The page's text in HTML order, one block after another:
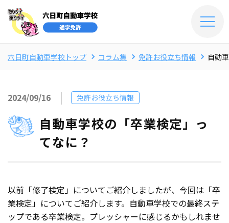
六日町自動車学校トップ コラム集 免許お役立ち情報 自動
2024/09/16 免許お役立ち情報
自動車学校の「卒業検定」っ
てなに？
以前「修了検定」についてご紹介しましたが、今回は「卒
業検定」についてご紹介します。自動車学校での最終ステ
ップである卒業検定。プレッシャーに感じるかもしれませ